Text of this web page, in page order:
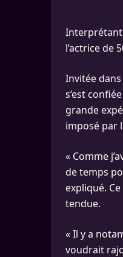
Interprétant
l’actrice de
Invitée dans
s’est
grande
imposé par
« Comme
de temps
expliqué.
tendue.
« Il y a
voudrait